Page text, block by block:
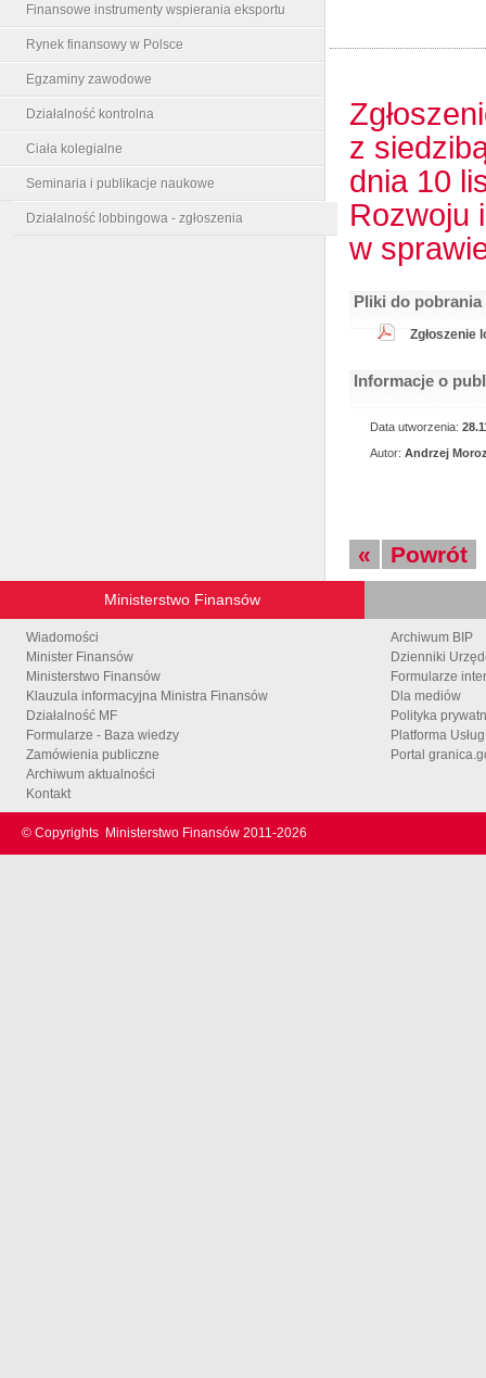
Finansowe instrumenty wspierania eksportu
Rynek finansowy w Polsce
Egzaminy zawodowe
Działalność kontrolna
Ciała kolegialne
Seminaria i publikacje naukowe
Działalność lobbingowa - zgłoszenia
z
dnia 10
Rozwoju
w
Pliki do pobrania
Zgłoszenie
Informacje o
Data utworzenia:
Autor: Andrzej
« Powrót
Ministerstwo Finansów
Wiadomości
Minister Finansów
Ministerstwo Finansów
Klauzula informacyjna Ministra Finansów
Działalność MF
Formularze - Baza wiedzy
Zamówienia publiczne
Archiwum aktualności
Kontakt
Archiwum BIP
Dzienniki
Formularze
Dla mediów
Polityka
Platforma
Portal
© Copyrights Ministerstwo Finansów 2011-2026